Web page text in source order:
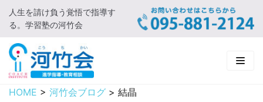
コ
ン
テ
ン
ツ
に
人生を請け負う覚悟で指導す
る。学習塾の河竹会
HOME
HOME > 河竹会ブログ > 結晶